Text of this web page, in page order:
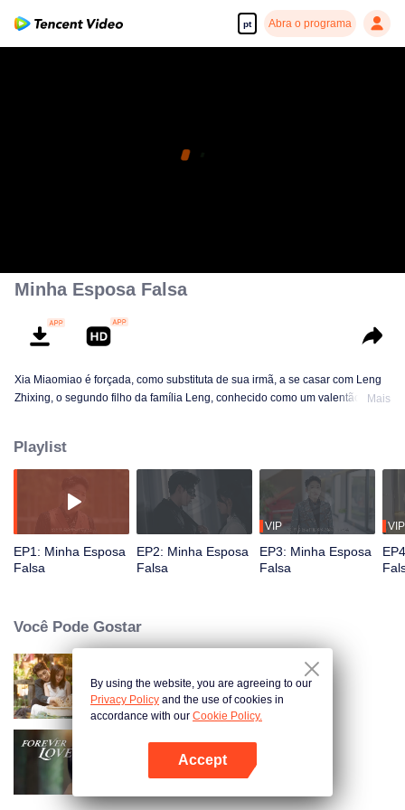
pt Abra o programa
Abra o programa
Minha Esposa Falsa
Xia Miaomiao é forçada, como substituta de sua irmã, a se casar com Leng
Zhixing, o segundo filho da família Leng, conhecido como um valentão feroz
acidentalmente descobre que a mãe biológica de Xia Miaomiao foi a
motorista que causou o acidente de carro naquela época. Diante dos
ressentimentos do passado, como será o relacionamento deles?
Mais
Playlist
EP1: Minha Esposa
Falsa
EP2: Minha Esposa
Falsa
VIP
EP3: Minha Esposa
Falsa
VIP
Você Pode Gostar
Amor Como um Contrato
Amor Eterno
By using the website, you are agreeing to our
Privacy Policy and the use of cookies in
accordance with our Cookie Policy.
Accept